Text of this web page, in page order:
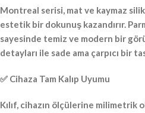
Montreal serisi, mat ve kaymaz
estetik bir dokunuş kazandırır.
sayesinde temiz ve modern bir
detayları ile sade ama çarpıcı bir
✅ Cihaza Tam Kalıp Uyumu
Kılıf, cihazın ölçülerine milimetrik